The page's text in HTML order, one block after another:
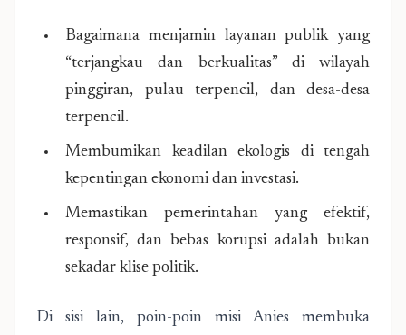
Bagaimana menjamin layanan publik yang
“terjangkau dan berkualitas” di wilayah
pinggiran, pulau terpencil, dan desa-desa
terpencil.
Membumikan keadilan ekologis di tengah
kepentingan ekonomi dan investasi.
Memastikan pemerintahan yang efektif,
responsif, dan bebas korupsi adalah bukan
sekadar klise politik.
Di sisi lain, poin-poin misi Anies membuka